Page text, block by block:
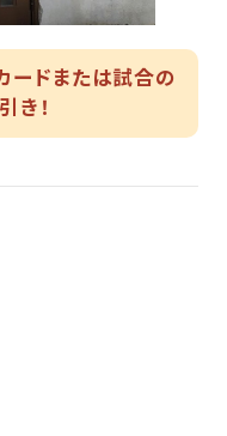
ードまたは試合の
き！